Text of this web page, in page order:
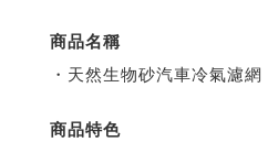
商品名稱
・天然生物砂汽車冷氣濾網
商品特色